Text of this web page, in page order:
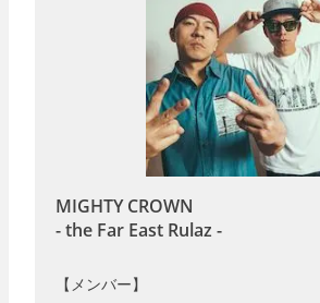
MIGHTY CROWN
- the Far East Rulaz -
【メンバー】